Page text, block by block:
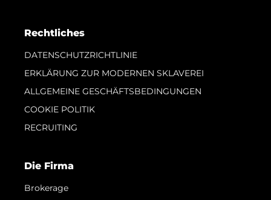
Rechtliches
DATENSCHUTZRICHTLINIE
ERKLÄRUNG ZUR MODERNEN SKLAVEREI
ALLGEMEINE GESCHÄFTSBEDINGUNGEN
COOKIE POLITIK
RECRUITING
Die Firma
Brokerage